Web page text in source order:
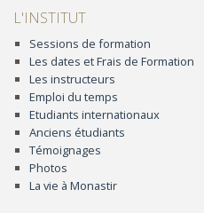
L'INSTITUT
Sessions de formation
Les dates et Frais de Formation
Les instructeurs
Emploi du temps
Etudiants internationaux
Anciens étudiants
Témoignages
Photos
La vie à Monastir